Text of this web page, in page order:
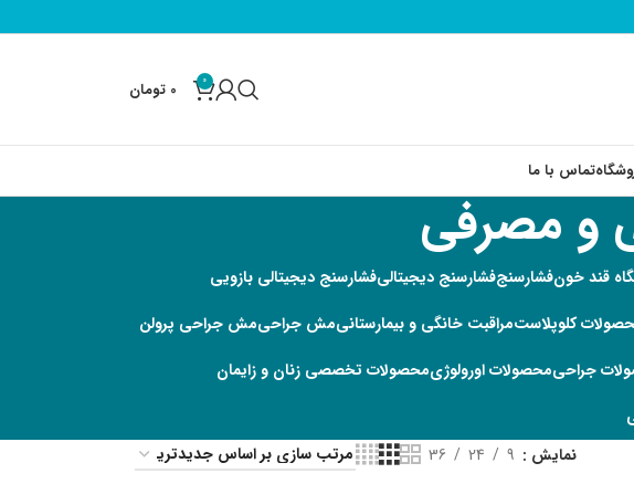
0
0 تومان
تماس با ما
و مصرفی
قند خونفشارسنجفشارسنج دیجیتالیفشارسنج دیجیتالی بازویی
کلوپلاستمراقبت خانگی و بیمارستانیمش جراحیمش جراحی پرولن
جراحیمحصولات اورولوژیمحصولات تخصصی زنان و زایمان
نمایش 9
24
36